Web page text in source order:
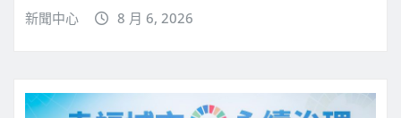
新聞中心 8 月 6, 2026